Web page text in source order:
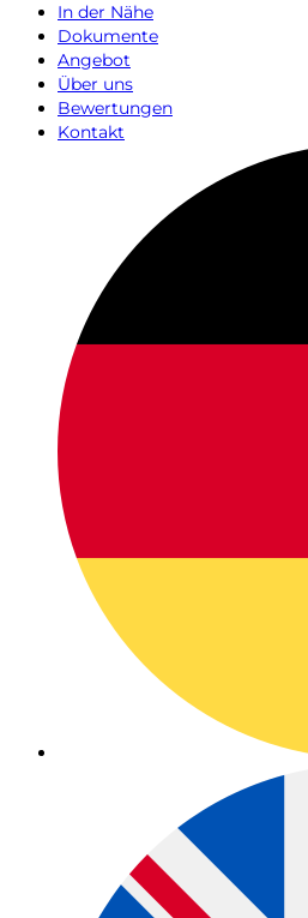
In der Nähe
Dokumente
Angebot
Über uns
Bewertungen
Kontakt